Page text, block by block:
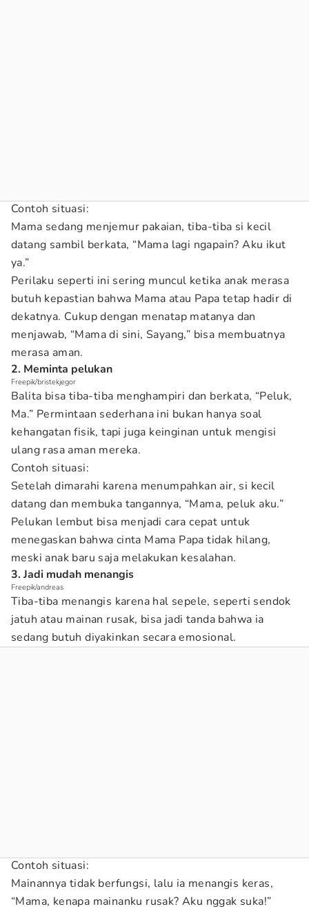
Contoh situasi:
Mama sedang menjemur pakaian, tiba-tiba si kecil
datang sambil berkata, “Mama lagi ngapain? Aku ikut
ya.”
Perilaku seperti ini sering muncul ketika anak merasa
butuh kepastian bahwa Mama atau Papa tetap hadir di
dekatnya. Cukup dengan menatap matanya dan
menjawab, “Mama di sini, Sayang,” bisa membuatnya
merasa aman.
2. Meminta pelukan
Freepik/bristekjegor
Balita bisa tiba-tiba menghampiri dan berkata, “Peluk,
Ma.” Permintaan sederhana ini bukan hanya soal
kehangatan fisik, tapi juga keinginan untuk mengisi
ulang rasa aman mereka.
Contoh situasi:
Setelah dimarahi karena menumpahkan air, si kecil
datang dan membuka tangannya, “Mama, peluk aku.”
Pelukan lembut bisa menjadi cara cepat untuk
menegaskan bahwa cinta Mama Papa tidak hilang,
meski anak baru saja melakukan kesalahan.
3. Jadi mudah menangis
Freepik/andreas
Tiba-tiba menangis karena hal sepele, seperti sendok
jatuh atau mainan rusak, bisa jadi tanda bahwa ia
sedang butuh diyakinkan secara emosional.
Contoh situasi:
Mainannya tidak berfungsi, lalu ia menangis keras,
“Mama, kenapa mainanku rusak? Aku nggak suka!”